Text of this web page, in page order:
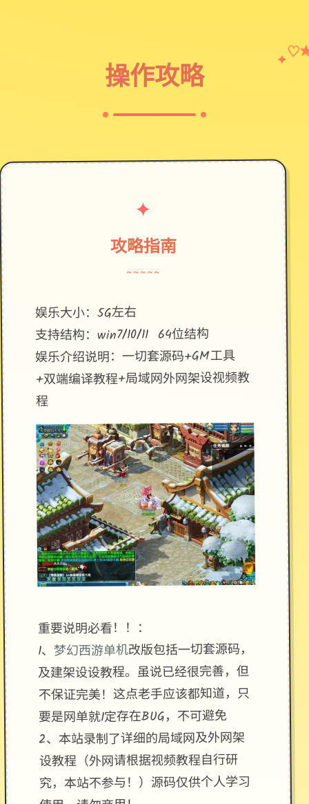
操作攻略
✦♡
✦
攻略指南
~~~~~
娱乐大小：5G左右
支持结构：win7/10/11 64位结构
娱乐介绍说明：一切套源码+GM工具
+双端编译教程+局域网外网架设视频教
程
重要说明必看！！：
1、梦幻西游单机改版包括一切套源码，
及建架设设教程。虽说已经很完善，但
不保证完美！这点老手应该都知道，只
要是网单就1定存在BUG，不可避免
2、本站录制了详细的局域网及外网架
设教程（外网请根据视频教程自行研
究，本站不参与！）源码仅供个人学习